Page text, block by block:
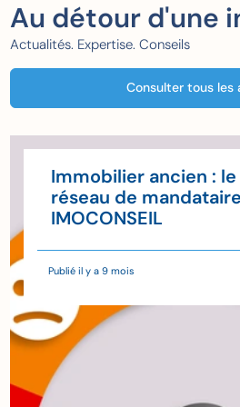
Au détour d'une
Actualités. Expertise. Conseils
Consulter tous les
Immobilier ancien :
réseau de
IMOCONSEIL
Publié il y a 9 mois